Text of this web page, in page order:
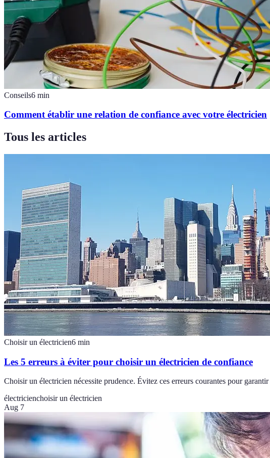
Conseils6 min
Comment établir une relation de confiance avec votre électricien
Tous les articles
Choisir un électricien6 min
Les 5 erreurs à éviter pour choisir un électricien de confiance
Choisir un électricien nécessite prudence. Évitez ces erreurs courantes pour
électricienchoisir un électricien
Aug 7